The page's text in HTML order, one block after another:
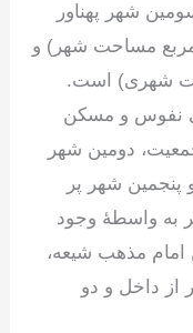
مربع، سومین شهر پهناور
(با ۷۳۵ کیلومتر مربع مساحت شهر) و
مساحت شهری) است.
نفوس و مسکن
با ۳٬۰۰۱٬۱۸۴ تن جمعیت، دومین شهر
پنجمین شهر پر
به واسطهٔ وجود
مذهب شیعه،
۲۷ میلیون زائر از داخل و دو